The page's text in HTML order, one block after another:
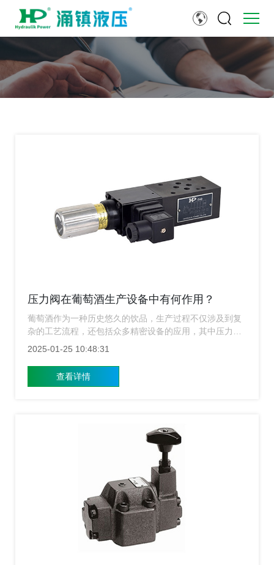
压力阀在葡萄酒生产设备中有何作用？
葡萄酒作为一种历史悠久的饮品，生产过程不仅涉及到复
杂的工艺流程，还包括众多精密设备的应用，其中压力阀
作为葡萄酒生产设备中的一个重要组成部分，对于确保生
的作用，上海涌镇液压将从多个角度探讨压力阀在葡萄酒
生产设备中的具体应用及重要性。
2025-01-25 10:48:31
查看详情